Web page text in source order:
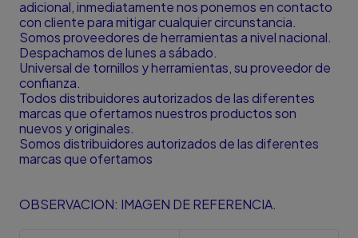
adicional, inmediatamente nos ponemos en contacto
con cliente para mitigar cualquier circunstancia.
Somos proveedores de herramientas a nivel nacional.
Despachamos de lunes a sábado.
Universal de tornillos y herramientas, su proveedor de
confianza.
Todos distribuidores autorizados de las diferentes
marcas que ofertamos nuestros productos son
nuevos y originales.
Somos distribuidores autorizados de las diferentes
marcas que ofertamos
OBSERVACION: IMAGEN DE REFERENCIA.